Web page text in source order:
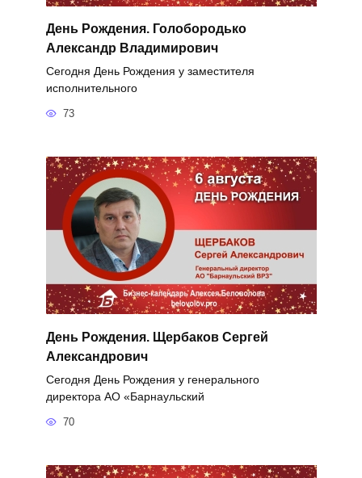
День Рождения. Голобородько
Александр Владимирович
Сегодня День Рождения у заместителя
исполнительного
73
День Рождения. Щербаков Сергей
Александрович
Сегодня День Рождения у генерального
директора АО «Барнаульский
70